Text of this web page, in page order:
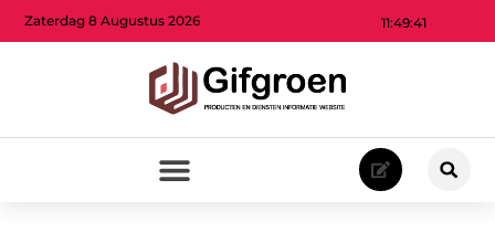
11:49:43
Zaterdag 8 Augustus 2026